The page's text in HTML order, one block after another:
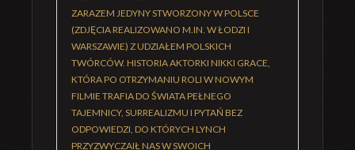
ZARAZEM JEDYNY STWORZONY W POLSCE
(ZDJĘCIA REALIZOWANO M.IN. W ŁODZI I
WARSZAWIE) Z UDZIAŁEM POLSKICH
TWÓRCÓW. HISTORIA AKTORKI NIKKI GRACE,
KTÓRA PO OTRZYMANIU ROLI W NOWYM
FILMIE TRAFIA DO ŚWIATA PEŁNEGO
TAJEMNICY, SURREALIZMU I PYTAŃ BEZ
ODPOWIEDZI, DO KTÓRYCH LYNCH
PRZYZWYCZAIŁ NAS W SWOICH